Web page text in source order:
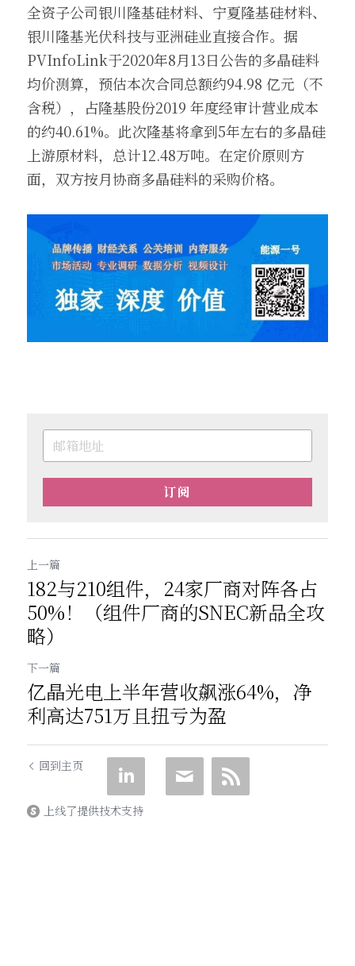
全资子公司银川隆基硅材料、宁夏隆基硅材料、
银川隆基光伏科技与亚洲硅业直接合作。据
PVInfoLink于2020年8月13日公告的多晶硅料
均价测算，预估本次合同总额约94.98 亿元（不
含税），占隆基股份2019 年度经审计营业成本
的约40.61%。此次隆基将拿到5年左右的多晶硅
上游原材料，总计12.48万吨。在定价原则方
面，双方按月协商多晶硅料的采购价格。
订阅
上一篇
182与210组件，24家厂商对阵各占
50%！（组件厂商的SNEC新品全攻
略）
下一篇
亿晶光电上半年营收飙涨64%，净
利高达751万且扭亏为盈
回到主页
上线了提供技术支持